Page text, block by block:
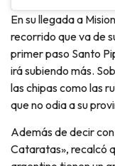
En su llegada a
recorrido que va de
primer paso Santo
irá subiendo más.
las chipas como las
que no odia a su
Además de decir
Cataratas», recalcó